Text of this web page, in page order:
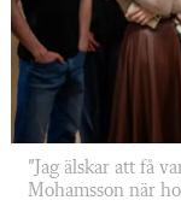
”Jag älskar att få
Mohamsson när